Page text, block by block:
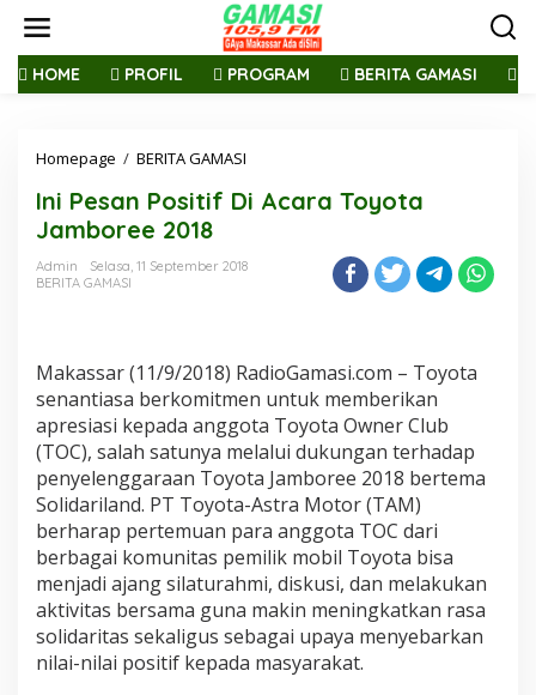
HOME PROFIL PROGRAM BERITA GAMASI
Homepage / BERITA GAMASI
i
s
s
i
t
i
f
D
i
A
a
r
a
T
o
y
Ini Pesan Positif Di Acara Toyota
Jamboree 2018
Admin
Selasa, 11 September 2018
BERITA GAMASI
Makassar (11/9/2018) RadioGamasi.com – Toyota
senantiasa berkomitmen untuk memberikan
apresiasi kepada anggota Toyota Owner Club
(TOC), salah satunya melalui dukungan terhadap
penyelenggaraan Toyota Jamboree 2018 bertema
Solidariland. PT Toyota-Astra Motor (TAM)
berharap pertemuan para anggota TOC dari
berbagai komunitas pemilik mobil Toyota bisa
menjadi ajang silaturahmi, diskusi, dan melakukan
aktivitas bersama guna makin meningkatkan rasa
solidaritas sekaligus sebagai upaya menyebarkan
nilai-nilai positif kepada masyarakat.